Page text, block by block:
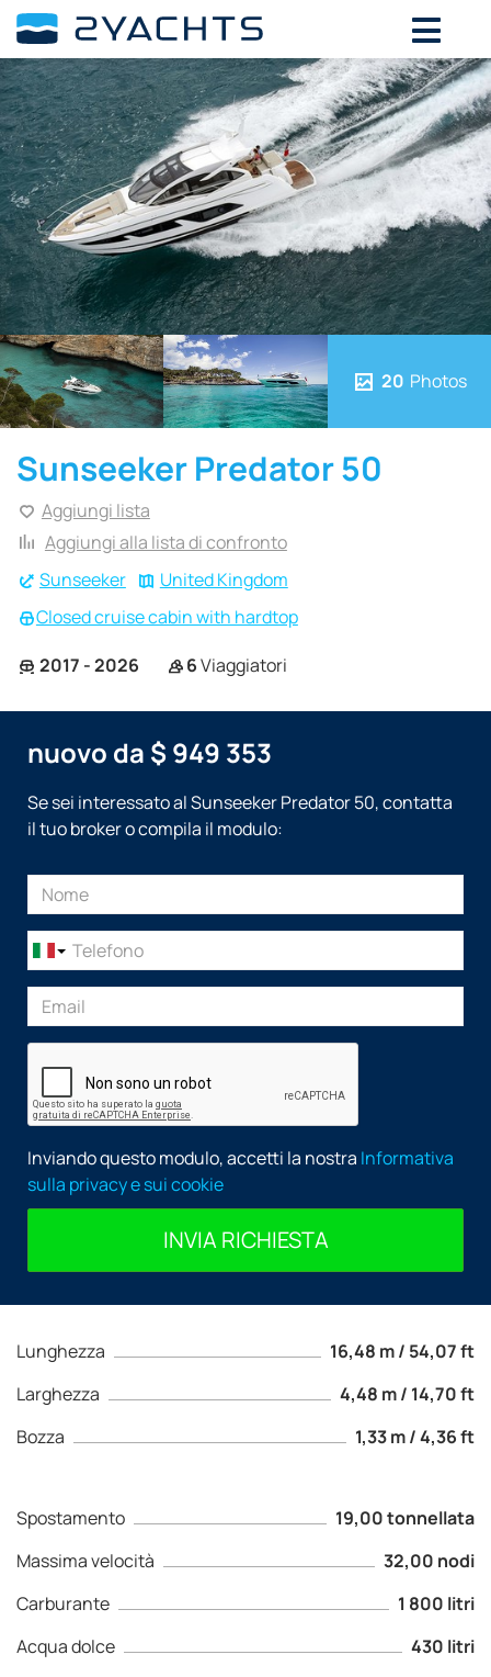
20 Photos
Sunseeker
United Kingdom
Closed cruise cabin with hardtop
Sunseeker Predator 50
Aggiungi lista
Aggiungi alla lista di confronto
2017 - 2026 6Viaggiatori
Lunghezza
16,48 m / 54,07 ft
Larghezza
4,48 m / 14,70 ft
Bozza
1,33 m / 4,36 ft
Spostamento
19,00 tonnellata
Massima velocità
32,00 nodi
Carburante
1 800 litri
Acqua dolce
430 litri
nuovo da $ 949 353
Se sei interessato al Sunseeker Predator 50, contatta
il tuo broker o compila il modulo:
Inviando questo modulo, accetti la nostra Informativa
sulla privacy e sui cookie
INVIA RICHIESTA